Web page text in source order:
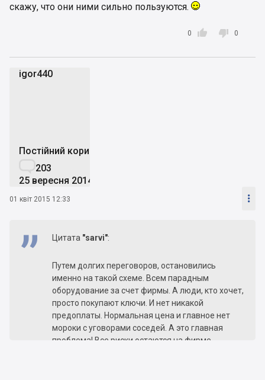
скажу, что они ними сильно пользуются.

0  0
igor440
Постійний користувач
203
25 вересня 2014
01 квіт 2015 12:33 
Цитата "sarvi":
Путем долгих переговоров, остановились
именно на такой схеме. Всем парадным
оборудование за счет фирмы. А люди, кто хочет,
просто покупают ключи. И нет никакой
предоплаты. Нормальная цена и главное нет
мороки с уговорами соседей. А это главная
проблема! Все риски остаются на фирме